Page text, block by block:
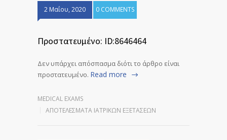
2 Μαΐου, 2020 0 COMMENTS
Πρoστατευμένο: ID:8646464
Δεν υπάρχει απόσπασμα διότι το άρθρο είναι
προστατευμένο. Read more
MEDICAL EXAMS
ΑΠΟΤΕΛΈΣΜΑΤΑ ΙΑΤΡΙΚΏΝ ΕΞΕΤΆΣΕΩΝ